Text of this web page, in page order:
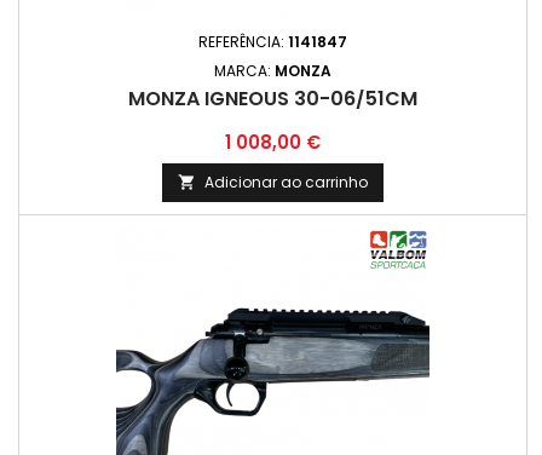
REFERÊNCIA: 1141847
MARCA: MONZA
MONZA IGNEOUS 30-06/51CM
Preço
1 008,00 €
 Adicionar ao carrinho